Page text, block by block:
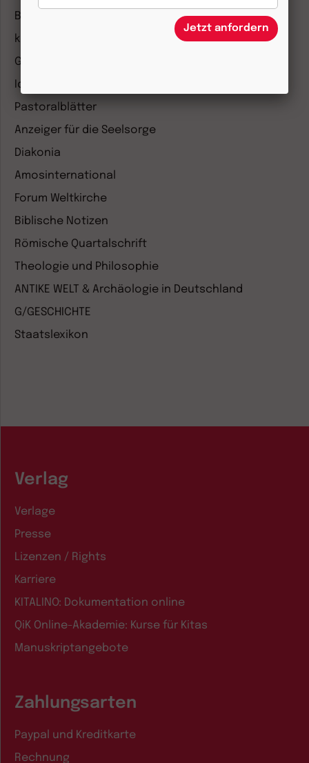
Bibel lesen
kunst und kirche
Gottesdienst
Ideenwerkstatt Gottesdienste
Pastoralblätter
Anzeiger für die Seelsorge
Diakonia
Amosinternational
Forum Weltkirche
Biblische Notizen
Römische Quartalschrift
Theologie und Philosophie
ANTIKE WELT & Archäologie in Deutschland
G/GESCHICHTE
Staatslexikon
Verlag
Verlage
Presse
Lizenzen / Rights
Karriere
KITALINO: Dokumentation online
QiK Online-Akademie: Kurse für Kitas
Manuskriptangebote
Zahlungsarten
Paypal und Kreditkarte
Rechnung
Jetzt anfordern